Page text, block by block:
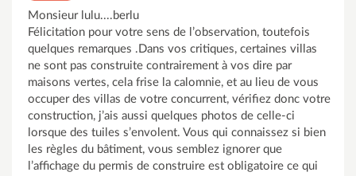
Monsieur lulu....berlu
Félicitation pour votre sens de l’observation, toutefois
quelques remarques .Dans vos critiques, certaines villas
ne sont pas construite contrairement à vos dire par
maisons vertes, cela frise la calomnie, et au lieu de vous
occuper des villas de votre concurrent, vérifiez donc votre
construction, j’ais aussi quelques photos de celle-ci
lorsque des tuiles s’envolent. Vous qui connaissez si bien
les règles du bâtiment, vous semblez ignorer que
l’affichage du permis de construire est obligatoire ce qui